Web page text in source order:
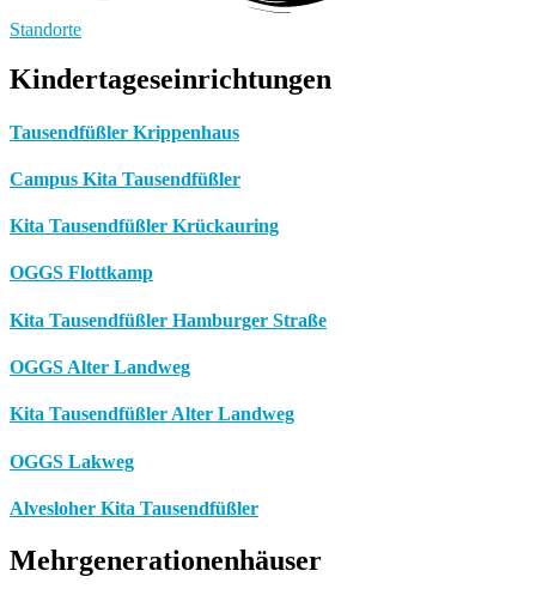
Standorte
Kindertageseinrichtungen
Tausendfüßler Krippenhaus
Campus Kita Tausendfüßler
Kita Tausendfüßler Krückauring
OGGS Flottkamp
Kita Tausendfüßler Hamburger Straße
OGGS Alter Landweg
Kita Tausendfüßler Alter Landweg
OGGS Lakweg
Alvesloher Kita Tausendfüßler
Mehrgenerationenhäuser